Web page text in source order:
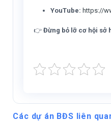
YouTube: https://
👉Đừng bỏ lỡ cơ hội sở
Các dự án BĐS liên